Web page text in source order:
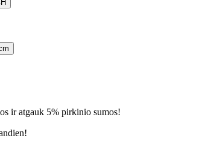
ir atgauk 5% pirkinio sumos!